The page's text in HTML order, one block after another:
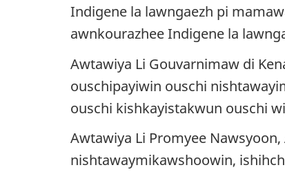
Indigene la lawngaezh pi
awnkourazhee Indigene la
Awtawiya Li Gouvarnimaw di
ouschipayiwin ouschi
ouschi kishkayistakwun ouschi
Awtawiya Li Promyee
nishtawaymikawshoowin,